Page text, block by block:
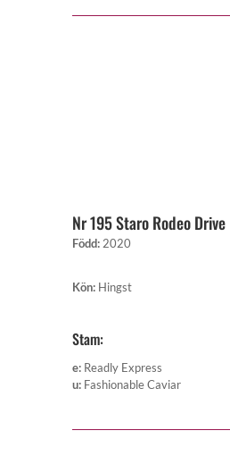
Nr 195 Staro Rodeo Drive
Född: 2020
Kön: Hingst
Stam:
e: Readly Express
u: Fashionable Caviar